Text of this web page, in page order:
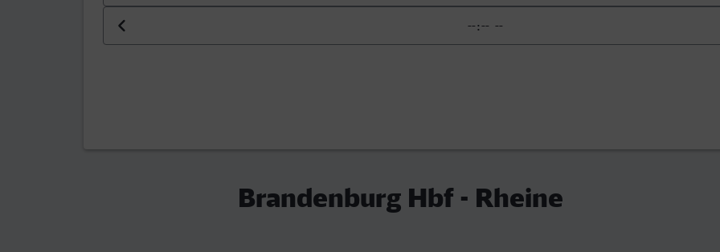
Uhrzeit der Hinfahrt
Brandenburg Hbf - Rheine